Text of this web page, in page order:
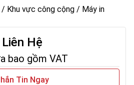
Khu vực công cộng / Máy in
Liên Hệ
bao gồm VAT
Tin Ngay